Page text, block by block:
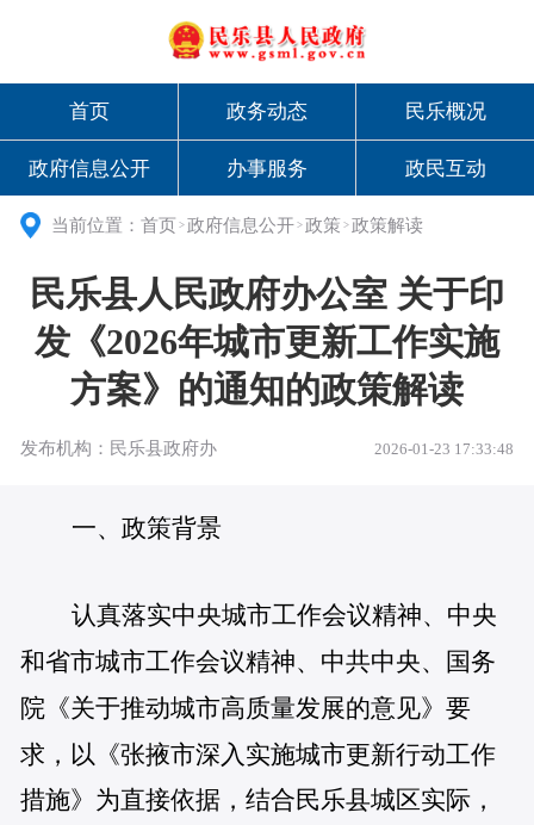
首页 政务动态 民乐概况
政府信息公开 办事服务 政民互动
当前位置：首页 > 政府信息公开 > 政策 > 政策解读
民乐县人民政府办公室 关于印
发《2026年城市更新工作实施
方案》的通知的政策解读
发布机构：民乐县政府办 2026-01-23 17:33:48
一、政策背景
认真落实中央城市工作会议精神、中央
和省市城市工作会议精神、中共中央、国务
院《关于推动城市高质量发展的意见》要
求，以《张掖市深入实施城市更新行动工作
措施》为直接依据，结合民乐县城区实际，